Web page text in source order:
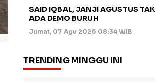
SAID IQBAL, JANJI AGUSTUS TAK
ADA DEMO BURUH
Jumat, 07 Agu 2026 08:34 WIB
TRENDING MINGGU INI